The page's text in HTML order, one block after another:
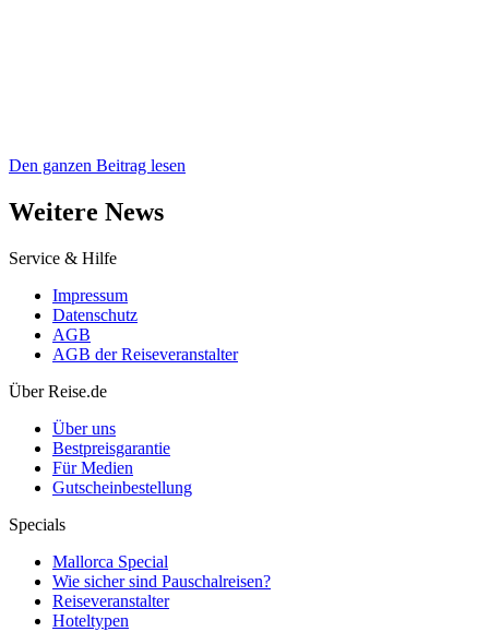
Den ganzen Beitrag lesen
Weitere News
Service & Hilfe
Impressum
Datenschutz
AGB
AGB der Reiseveranstalter
Über Reise.de
Über uns
Bestpreisgarantie
Für Medien
Gutscheinbestellung
Specials
Mallorca Special
Wie sicher sind Pauschalreisen?
Reiseveranstalter
Hoteltypen